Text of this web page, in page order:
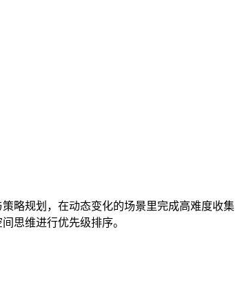
略规划，在动态变化的场景里完成高难度收集
思维进行优先级排序。